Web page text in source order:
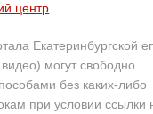
центр
Екатеринбургской
могут свободно
без каких-либо
при условии ссылки